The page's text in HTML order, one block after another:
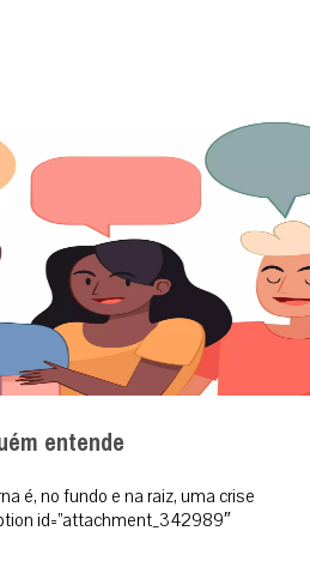
entende
é, no fundo e na raiz, uma crise
id=”attachment_342989″